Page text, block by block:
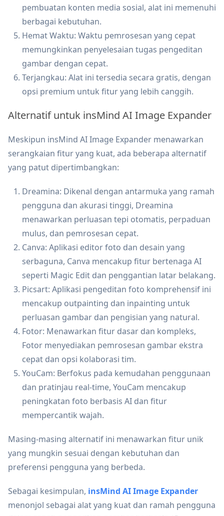
pembuatan konten media sosial, alat ini memenuhi
berbagai kebutuhan.
Hemat Waktu: Waktu pemrosesan yang cepat
memungkinkan penyelesaian tugas pengeditan
gambar dengan cepat.
Terjangkau: Alat ini tersedia secara gratis, dengan
opsi premium untuk fitur yang lebih canggih.
Alternatif untuk insMind AI Image Expander
Meskipun insMind AI Image Expander menawarkan
serangkaian fitur yang kuat, ada beberapa alternatif
yang patut dipertimbangkan:
Dreamina: Dikenal dengan antarmuka yang ramah
pengguna dan akurasi tinggi, Dreamina
menawarkan perluasan tepi otomatis, perpaduan
mulus, dan pemrosesan cepat.
Canva: Aplikasi editor foto dan desain yang
serbaguna, Canva mencakup fitur bertenaga AI
seperti Magic Edit dan penggantian latar belakang.
Picsart: Aplikasi pengeditan foto komprehensif ini
mencakup outpainting dan inpainting untuk
perluasan gambar dan pengisian yang natural.
Fotor: Menawarkan fitur dasar dan kompleks,
Fotor menyediakan pemrosesan gambar ekstra
cepat dan opsi kolaborasi tim.
YouCam: Berfokus pada kemudahan penggunaan
dan pratinjau real-time, YouCam mencakup
peningkatan foto berbasis AI dan fitur
mempercantik wajah.
Masing-masing alternatif ini menawarkan fitur unik
yang mungkin sesuai dengan kebutuhan dan
preferensi pengguna yang berbeda.
Sebagai kesimpulan, insMind AI Image Expander
menonjol sebagai alat yang kuat dan ramah pengguna